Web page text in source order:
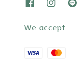
We accept